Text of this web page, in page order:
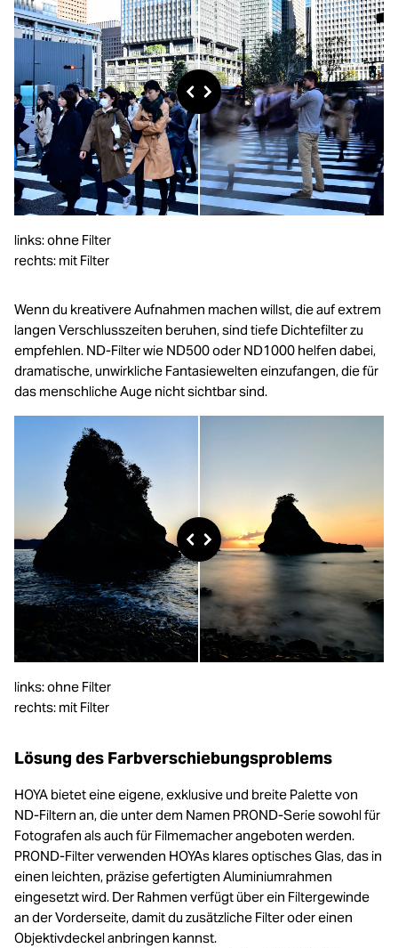
links: ohne Filter
rechts: mit Filter
Wenn du kreativere Aufnahmen machen willst, die auf extrem
langen Verschlusszeiten beruhen, sind tiefe Dichtefilter zu
empfehlen. ND-Filter wie ND500 oder ND1000 helfen dabei,
dramatische, unwirkliche Fantasiewelten einzufangen, die für
das menschliche Auge nicht sichtbar sind.
links: ohne Filter
rechts: mit Filter
Lösung des Farbverschiebungsproblems
HOYA bietet eine eigene, exklusive und breite Palette von
ND-Filtern an, die unter dem Namen PROND-Serie sowohl für
Fotografen als auch für Filmemacher angeboten werden.
PROND-Filter verwenden HOYAs klares optisches Glas, das in
einen leichten, präzise gefertigten Aluminiumrahmen
eingesetzt wird. Der Rahmen verfügt über ein Filtergewinde
an der Vorderseite, damit du zusätzliche Filter oder einen
Objektivdeckel anbringen kannst.